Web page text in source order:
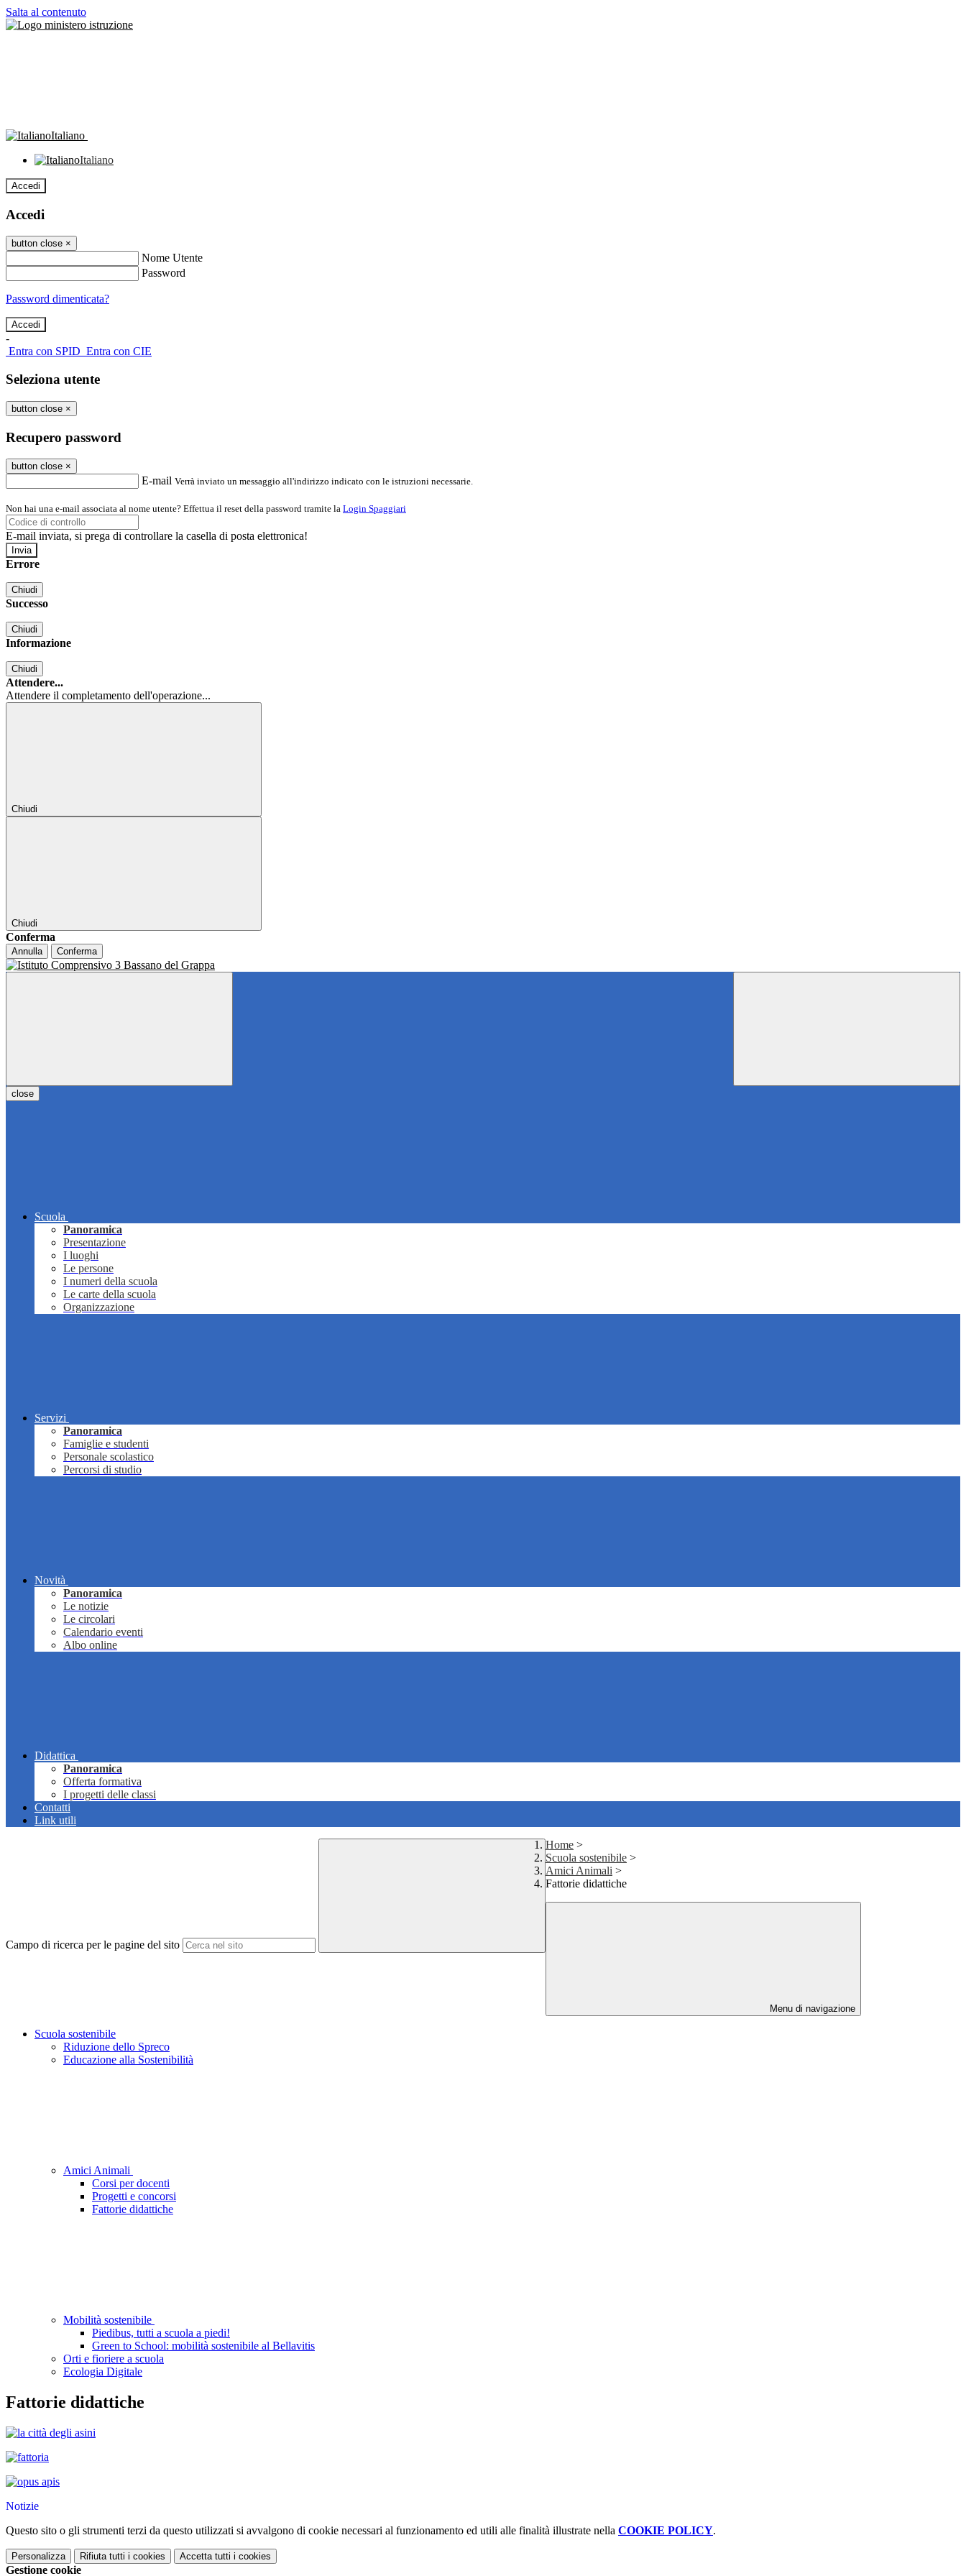
Salta al contenuto
Italiano
Italiano
Accedi
Accedi
button close ×
Nome Utente
Password
Password dimenticata?
-
Entra con SPID Entra con CIE
Seleziona utente
button close ×
Recupero password
button close ×
E-mail Verrà inviato un messaggio all'indirizzo indicato con le istruzioni necessarie.
Non hai una e-mail associata al nome utente? Effettua il reset della password tramite la Login Spaggiari
E-mail inviata, si prega di controllare la casella di posta elettronica!
Errore
Chiudi
Successo
Chiudi
Informazione
Chiudi
Attendere...
Attendere il completamento dell'operazione...
Chiudi
Chiudi
Conferma
Annulla Conferma
close
Scuola
Panoramica
Presentazione
I luoghi
Le persone
I numeri della scuola
Le carte della scuola
Organizzazione
Servizi
Panoramica
Famiglie e studenti
Personale scolastico
Percorsi di studio
Novità
Panoramica
Le notizie
Le circolari
Calendario eventi
Albo online
Didattica
Panoramica
Offerta formativa
I progetti delle classi
Contatti
Link utili
Campo di ricerca per le pagine del sito
Home >
Scuola sostenibile >
Amici Animali >
Fattorie didattiche
Menu di navigazione
Scuola sostenibile
Riduzione dello Spreco
Educazione alla Sostenibilità
Amici Animali
Corsi per docenti
Progetti e concorsi
Fattorie didattiche
Mobilità sostenibile
Piedibus, tutti a scuola a piedi!
Green to School: mobilità sostenibile al Bellavitis
Orti e fioriere a scuola
Ecologia Digitale
Fattorie didattiche
Notizie
Questo sito o gli strumenti terzi da questo utilizzati si avvalgono di cookie necessari al funzionamento ed utili alle finalità illustrate nella COOKIE POLICY.
Personalizza Rifiuta tutti i cookies Accetta tutti i cookies
Gestione cookie